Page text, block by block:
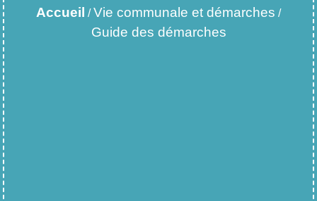
Accueil /Vie communale et démarches /
Guide des démarches